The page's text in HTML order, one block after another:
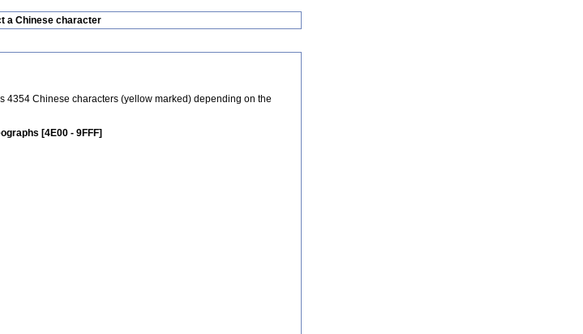
a Chinese character
Chinese characters (yellow marked) depending on the
[4E00 - 9FFF]